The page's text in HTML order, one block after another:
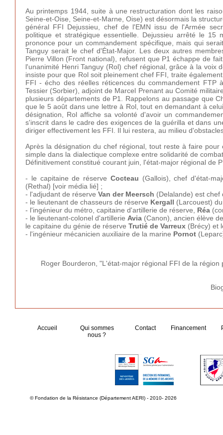
Au printemps 1944, suite à une restructuration dont les
Seine-et-Oise, Seine-et-Marne, Oise) est désormais la
général FFI Dejussieu, chef de l'EMN issu de l'Armée
politique et stratégique essentielle. Dejussieu arrêté le
prononce pour un commandement spécifique, mais qui
Tanguy serait le chef d'État-Major. Les deux autres
Pierre Villon (Front national), refusent que P1 échappe de
l'unanimité Henri Tanguy (Rol) chef régional, grâce à la voix
insiste pour que Rol soit pleinement chef FFI, traite
FFI - écho des réelles réticences du commandement
Tessier (Sorbier), adjoint de Marcel Prenant au Comité
plusieurs départements de P1. Rappelons au passage que
que le 5 août dans une lettre à Rol, tout en demandant à
désignation, Rol affiche sa volonté d'avoir un
s'inscrit dans le cadre des exigences de la guérilla et dans
diriger effectivement les FFI. Il lui restera, au milieu
Après la désignation du chef régional, tout reste à faire
simple dans la dialectique complexe entre solidarité de
Définitivement constitué courant juin, l'état-major régional de
- le capitaine de réserve Cocteau (Gallois), chef d'état-
(Rethal) [voir média lié] ;
- l'adjudant de réserve Van der Meersch (Delalande) est
- le lieutenant de chasseurs de réserve Kergall (Larcouest)
- l'ingénieur du métro, capitaine d'artillerie de réserve, Réa
- le lieutenant-colonel d'artillerie Avia (Canon), ancien élève
le capitaine du génie de réserve Trutié de Varreux (Brécy) et
- l'ingénieur mécanicien auxiliaire de la marine Pornot
Roger Bourderon, "L'état-major régional FFI de la
Accueil
Qui sommes
nous ?
Contact Financement
© Fondation de la Résistance (Département AERI) - 2010- 2026